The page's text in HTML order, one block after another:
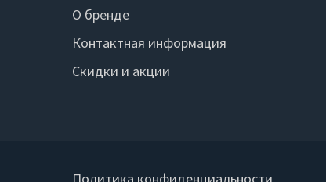
О бренде
Контактная информация
Скидки и акции